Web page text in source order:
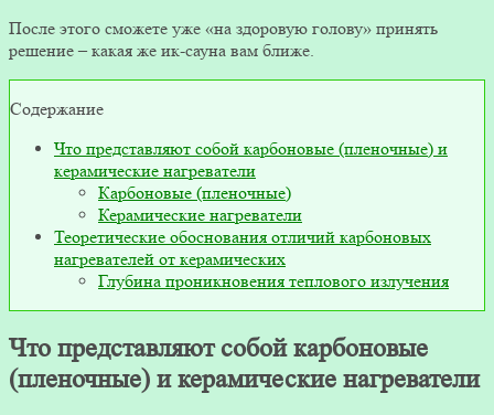
После этого сможете уже «на здоровую голову» принять
решение – какая же ик-сауна вам ближе.
Содержание
Что представляют собой карбоновые (пленочные) и
керамические нагреватели
Карбоновые (пленочные)
Керамические нагреватели
Теоретические обоснования отличий карбоновых
нагревателей от керамических
Глубина проникновения теплового излучения
Что представляют собой карбоновые
(пленочные) и керамические нагреватели